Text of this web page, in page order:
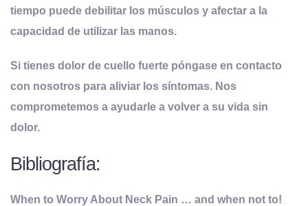
tiempo puede debilitar los músculos y afectar a la
capacidad de utilizar las manos.
Si tienes dolor de cuello fuerte póngase en contacto
con nosotros para aliviar los síntomas. Nos
comprometemos a ayudarle a volver a su vida sin
dolor.
Bibliografía:
When to Worry About Neck Pain … and when not to!